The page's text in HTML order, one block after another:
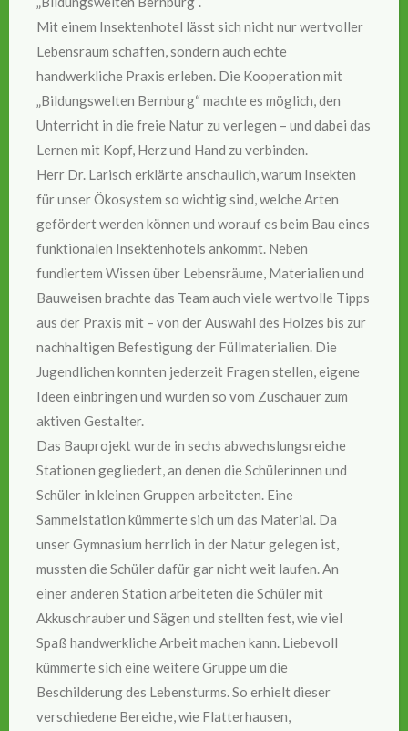
Mit einem Insektenhotel lässt sich nicht nur wertvoller
Lebensraum schaffen, sondern auch echte
handwerkliche Praxis erleben. Die Kooperation mit
„Bildungswelten Bernburg“ machte es möglich, den
Unterricht in die freie Natur zu verlegen – und dabei das
Lernen mit Kopf, Herz und Hand zu verbinden.
Herr Dr. Larisch erklärte anschaulich, warum Insekten
für unser Ökosystem so wichtig sind, welche Arten
gefördert werden können und worauf es beim Bau eines
funktionalen Insektenhotels ankommt. Neben
fundiertem Wissen über Lebensräume, Materialien und
Bauweisen brachte das Team auch viele wertvolle Tipps
aus der Praxis mit – von der Auswahl des Holzes bis zur
nachhaltigen Befestigung der Füllmaterialien. Die
Jugendlichen konnten jederzeit Fragen stellen, eigene
Ideen einbringen und wurden so vom Zuschauer zum
aktiven Gestalter.
Das Bauprojekt wurde in sechs abwechslungsreiche
Stationen gegliedert, an denen die Schülerinnen und
Schüler in kleinen Gruppen arbeiteten. Eine
Sammelstation kümmerte sich um das Material. Da
unser Gymnasium herrlich in der Natur gelegen ist,
mussten die Schüler dafür gar nicht weit laufen. An
einer anderen Station arbeiteten die Schüler mit
Akkuschrauber und Sägen und stellten fest, wie viel
Spaß handwerkliche Arbeit machen kann. Liebevoll
kümmerte sich eine weitere Gruppe um die
Beschilderung des Lebensturms. So erhielt dieser
verschiedene Bereiche, wie Flatterhausen,